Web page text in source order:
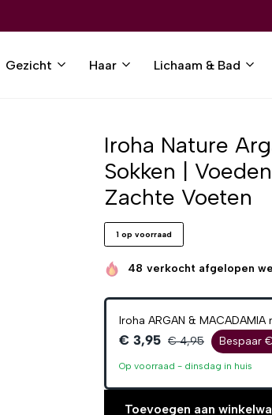
Gezicht Haar Lichaam & Bad
Iroha Nature
Sokken |
Zachte Voeten
1 op voorraad
48 verkocht afgelopen
Iroha ARGAN & MACADAMIA
€ 3,95 € 4,95 Bespaar
Op voorraad - dinsdag in huis
Toevoegen aan